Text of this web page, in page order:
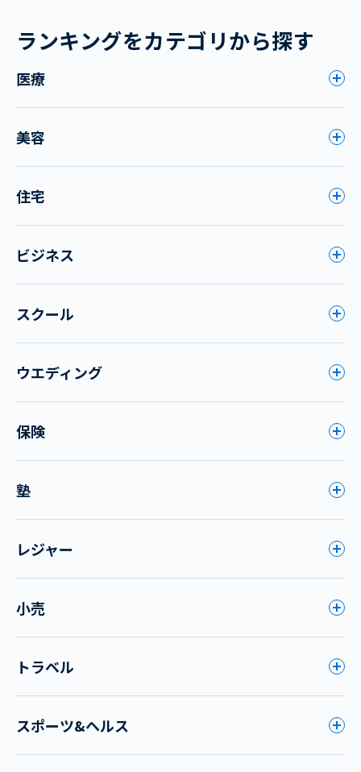
ランキングをカテゴリから探す
医療
美容
住宅
ビジネス
スクール
ウエディング
保険
塾
レジャー
小売
トラベル
スポーツ&ヘルス